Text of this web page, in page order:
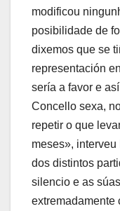
modificou
posibilidade de
dixemos que se
representación
sería a favor e
Concello sexa,
repetir o que
meses»,
dos distintos
silencio e as
extremadamente